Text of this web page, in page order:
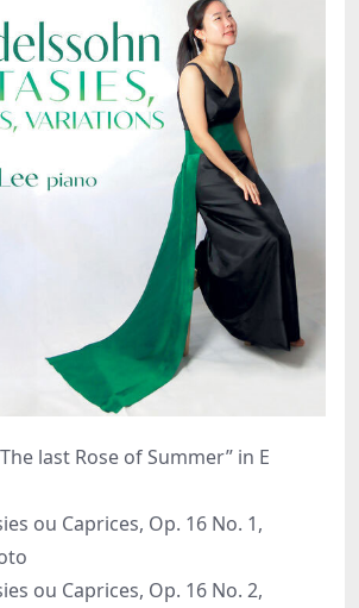
last Rose of Summer” in E
ou Caprices, Op. 16 No. 1,
ou Caprices, Op. 16 No. 2,